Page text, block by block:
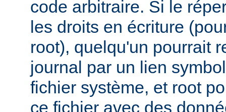
code arbitraire. Si le
les droits en écriture
root), quelqu'un pourrait
journal par un lien
fichier système, et root
ce fichier avec des